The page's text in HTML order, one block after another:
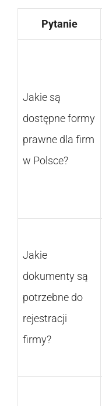
Pytanie
Jakie są
dostępne formy
prawne dla firm
w Polsce?
Jakie
dokumenty są
potrzebne do
rejestracji
firmy?